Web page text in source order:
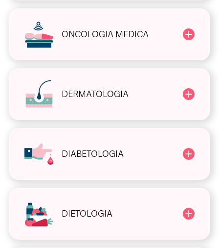
ONCOLOGIA MEDICA
DERMATOLOGIA
DIABETOLOGIA
DIETOLOGIA